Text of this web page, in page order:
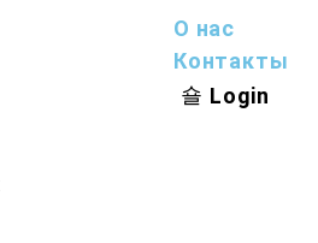
О нас
Контакты
Login